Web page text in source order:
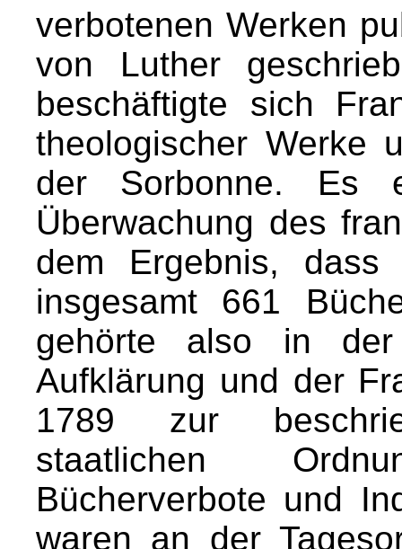
verbotenen Werken
von Luther
beschäftigte sich
theologischer Werke
der Sorbonne. Es
Überwachung des
dem Ergebnis,
insgesamt 661
gehörte also in
Aufklärung und der
1789 zur
staatlichen
Bücherverbote und
waren an der